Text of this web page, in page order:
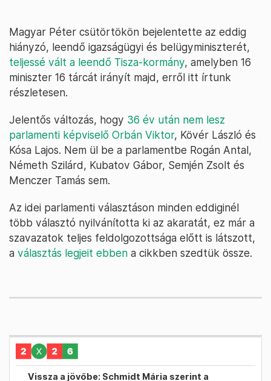
Magyar Péter csütörtökön bejelentette az eddig
hiányzó, leendő igazságügyi és belügyminiszterét,
teljessé vált a leendő Tisza-kormány, amelyben 16
miniszter 16 tárcát irányít majd, erről itt írtunk
részletesen.
Jelentős változás, hogy 36 év után nem lesz
parlamenti képviselő Orbán Viktor, Kövér László és
Kósa Lajos. Nem ül be a parlamentbe Rogán Antal,
Németh Szilárd, Kubatov Gábor, Semjén Zsolt és
Menczer Tamás sem.
Az idei parlamenti választáson minden eddiginél
több választó nyilvánította ki az akaratát, ez már a
szavazatok teljes feldolgozottsága előtt is látszott,
a választás legjeit ebben a cikkben szedtük össze.
Vissza a jövőbe: Schmidt Mária szerint a